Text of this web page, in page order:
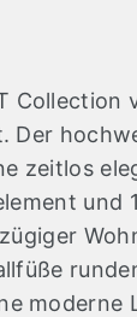
Collection
Der
zeitlos
und
moderne